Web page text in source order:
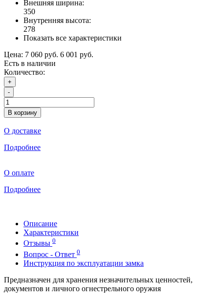
Внешняя ширина:
350
Внутренняя высота:
278
Показать все характеристики
Цена: 7 060 руб. 6 001 руб.
Есть в наличии
Количество:
+
-
В корзину
О доставке
Подробнее
О оплате
Подробнее
Описание
Характеристики
Отзывы 0
Вопрос - Ответ 0
Инструкция по эксплуатации замка
Предназначен для хранения незначительных ценностей,
документов и личного огнестрельного оружия